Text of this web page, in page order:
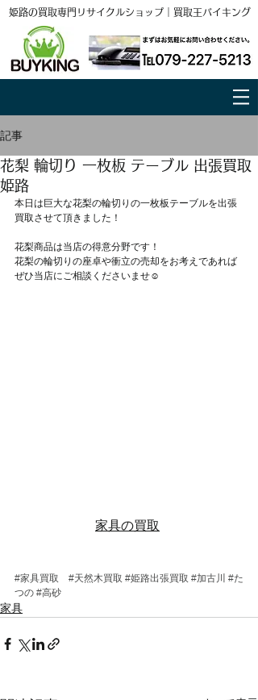
姫路の買取専門リサイクルショップ｜買取王バイキング
記事
花梨 輪切り 一枚板 テーブル 出張買取
姫路
本日は巨大な花梨の輪切りの一枚板テーブルを出張
買取させて頂きました！
花梨商品は当店の得意分野です！
花梨の輪切りの座卓や衝立の売却をお考えであれば
ぜひ当店にご相談くださいませ☺
家具の買取
#家具買取 #天然木買取 #姫路出張買取 #加古川 #た
つの #高砂
家具